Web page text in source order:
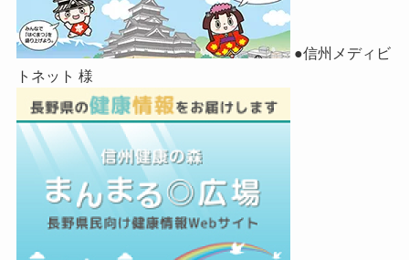
●信州メディビ
トネット 様